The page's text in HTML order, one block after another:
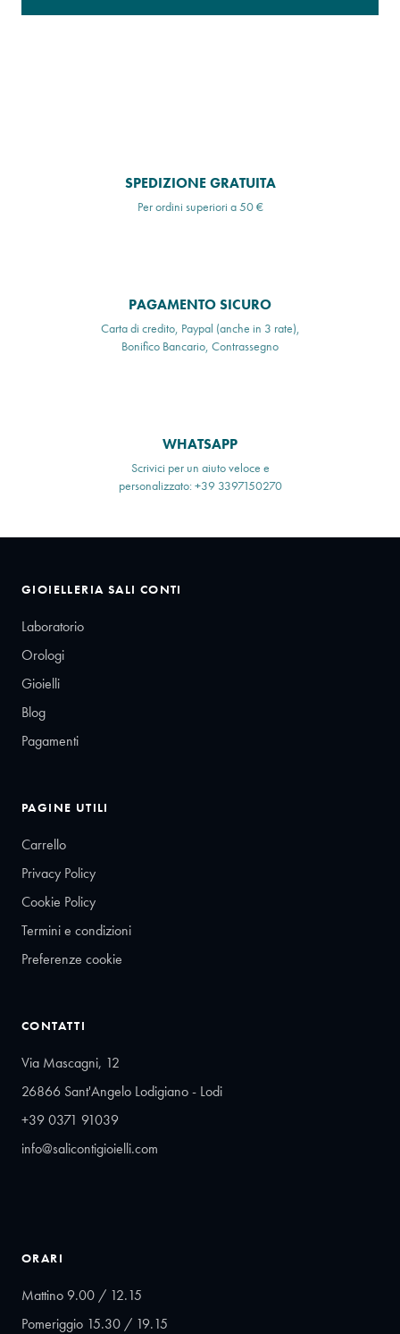
SPEDIZIONE GRATUITA
Per ordini superiori a 50 €
PAGAMENTO SICURO
Carta di credito, Paypal (anche in 3 rate),
Bonifico Bancario, Contrassegno
WHATSAPP
Scrivici per un aiuto veloce e
personalizzato: +39 3397150270
GIOIELLERIA SALI CONTI
Laboratorio
Orologi
Gioielli
Blog
Pagamenti
PAGINE UTILI
Carrello
Privacy Policy
Cookie Policy
Termini e condizioni
Preferenze cookie
CONTATTI
Via Mascagni, 12
26866 Sant'Angelo Lodigiano - Lodi
+39 0371 91039
info@salicontigioielli.com
ORARI
Mattino 9.00 / 12.15
Pomeriggio 15.30 / 19.15